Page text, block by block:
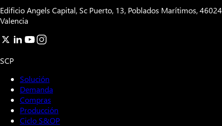
Edificio Angels Capital, Sc Puerto, 13, Poblados Marítimos, 46024
Valencia
SCP
Solución
Demanda
Compras
Producción
Ciclo S&OP